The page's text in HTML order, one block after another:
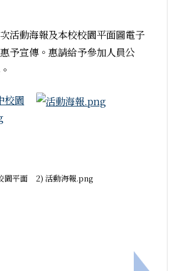
活動海報及本校校園平面圖電子
予宣傳。惠請給予參加人員公
園平面 2) 活動海報.png